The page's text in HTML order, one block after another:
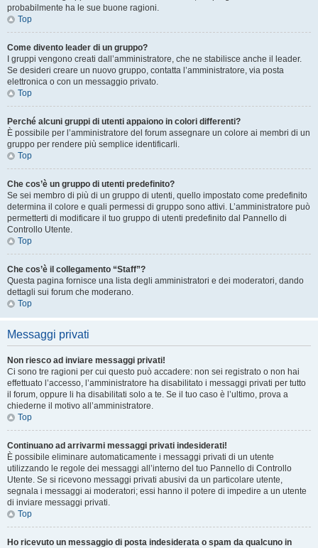
probabilmente ha le sue buone ragioni.
Top
Come divento leader di un gruppo?
I gruppi vengono creati dall’amministratore, che ne stabilisce anche il leader.
Se desideri creare un nuovo gruppo, contatta l’amministratore, via posta
elettronica o con un messaggio privato.
Top
Perché alcuni gruppi di utenti appaiono in colori differenti?
È possibile per l’amministratore del forum assegnare un colore ai membri di un
gruppo per rendere più semplice identificarli.
Top
Che cos’è un gruppo di utenti predefinito?
Se sei membro di più di un gruppo di utenti, quello impostato come predefinito
determina il colore e quali permessi di gruppo sono attivi. L’amministratore può
permetterti di modificare il tuo gruppo di utenti predefinito dal Pannello di
Controllo Utente.
Top
Che cos’è il collegamento “Staff”?
Questa pagina fornisce una lista degli amministratori e dei moderatori, dando
dettagli sui forum che moderano.
Top
Messaggi privati
Non riesco ad inviare messaggi privati!
Ci sono tre ragioni per cui questo può accadere: non sei registrato o non hai
effettuato l’accesso, l’amministratore ha disabilitato i messaggi privati per tutto
il forum, oppure li ha disabilitati solo a te. Se il tuo caso è l’ultimo, prova a
chiederne il motivo all’amministratore.
Top
Continuano ad arrivarmi messaggi privati indesiderati!
È possibile eliminare automaticamente i messaggi privati ​​di un utente
utilizzando le regole dei messaggi all’interno del tuo Pannello di Controllo
Utente. Se si ricevono messaggi privati ​​abusivi da un particolare utente,
segnala i messaggi ai moderatori; essi hanno il potere di impedire a un utente
di inviare messaggi privati​​.
Top
Ho ricevuto un messaggio di posta indesiderata o spam da qualcuno in